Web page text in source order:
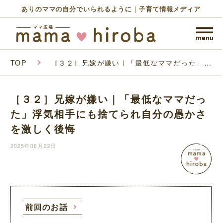
ありのママの自分でいられるように｜子育て情報メディア
TOP ［３２］兄嫁が嫌い｜「最低なママだった」浮
［３２］兄嫁が嫌い｜「最低なママだっ
た」浮気相手にも捨てられ自分の愚かさ
を激しく後悔
2025年06月22日
前回のお話